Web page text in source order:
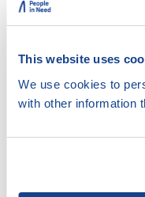
This website uses
We use cookies to
with other information